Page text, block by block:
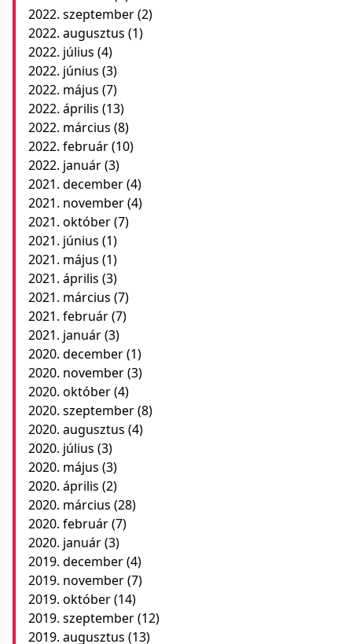
2022. szeptember(2)
2022. augusztus (1)
2022. július (4)
2022. június (3)
2022. május (7)
2022. április (13)
2022. március (8)
2022. február(10)
2022. január(3)
2021. december(4)
2021. november(4)
2021. október(7)
2021. június (1)
2021. május (1)
2021. április (3)
2021. március (7)
2021. február(7)
2021. január(3)
2020. december(1)
2020. november(3)
2020. október(4)
2020. szeptember(8)
2020. augusztus (4)
2020. július (3)
2020. május (3)
2020. április (2)
2020. március (28)
2020. február(7)
2020. január(3)
2019. december(4)
2019. november(7)
2019. október(14)
2019. szeptember(12)
2019. augusztus (13)